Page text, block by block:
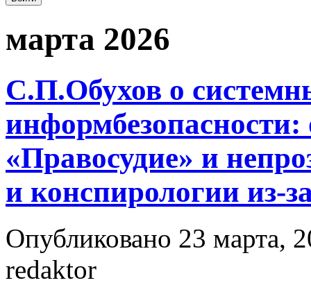
марта 2026
С.П.Обухов о
«Правосудие» и
и конспирологии из-
Опубликовано 23 марта,
redaktor